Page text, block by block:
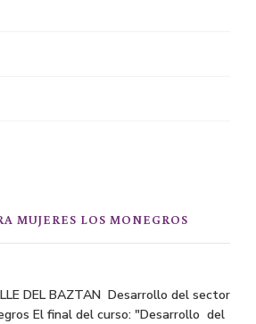
MUJERES LOS MONEGROS
DEL BAZTAN Desarrollo del sector
El final del curso: "Desarrollo del